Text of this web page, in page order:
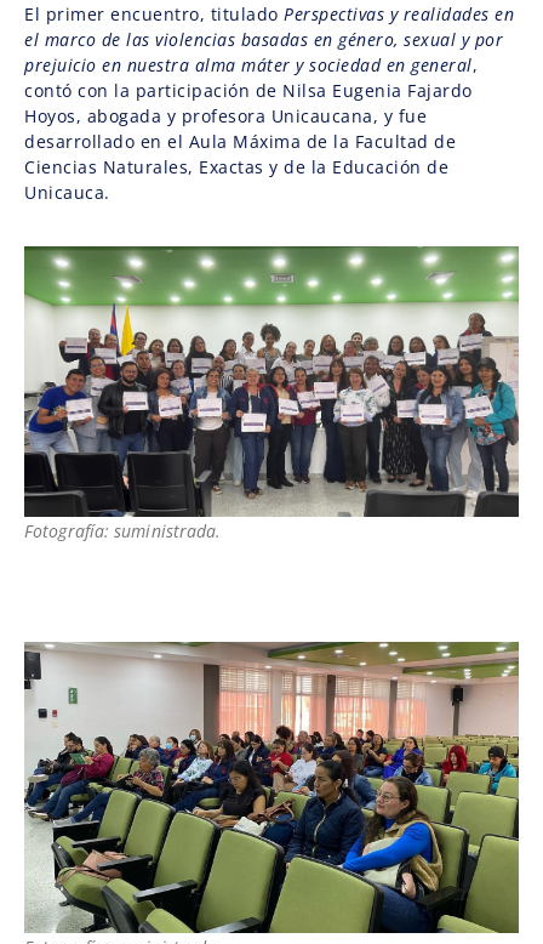
El primer encuentro, titulado Perspectivas y realidades en
el marco de las violencias basadas en género, sexual y por
prejuicio en nuestra alma máter y sociedad en general,
contó con la participación de Nilsa Eugenia Fajardo
Hoyos, abogada y profesora Unicaucana, y fue
desarrollado en el Aula Máxima de la Facultad de
Ciencias Naturales, Exactas y de la Educación de
Unicauca.
Fotografía: suministrada.